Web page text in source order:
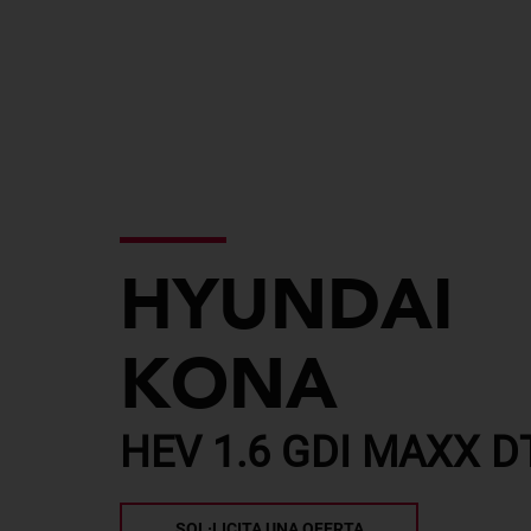
HYUNDAI
KONA
HEV 1.6 GDI MAXX